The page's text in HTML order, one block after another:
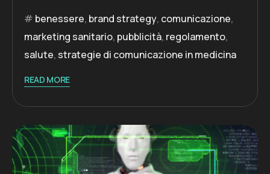
benessere, brand strategy, comunicazione,
marketing sanitario, pubblicità, regolamento,
salute, strategie di comunicazione in medicina
READ MORE